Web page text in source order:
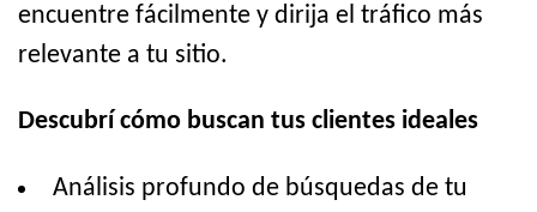
encuentre fácilmente y dirija el tráfico más
relevante a tu sitio.
Descubrí cómo buscan tus clientes ideales
Análisis profundo de búsquedas de tu